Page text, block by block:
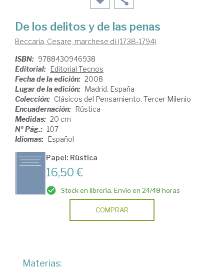
De los delitos y de las penas
Beccaria, Cesare, marchese di (1738-1794)
ISBN: 9788430946938
Editorial: Editorial Tecnos
Fecha de la edición: 2008
Lugar de la edición: Madrid. España
Colección: Clásicos del Pensamiento. Tercer Milenio
Encuadernación: Rústica
Medidas: 20 cm
Nº Pág.: 107
Idiomas: Español
Papel: Rústica
16,50 €
Stock en librería. Envío en 24/48 horas
COMPRAR
Materias: